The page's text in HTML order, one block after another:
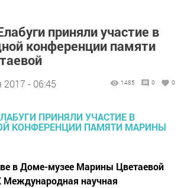
приняли участие в
конференции памяти
2017 - 06:45 1485 0 0
в Доме-музее Марины Цветаевой
Международная научная